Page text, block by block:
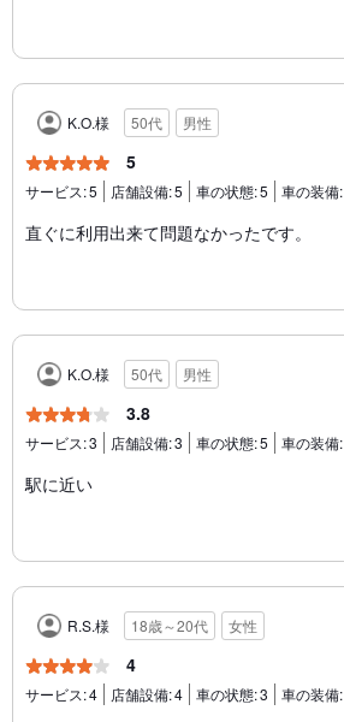
K.O.様 50代 男性
5
サービス:5 店舗設備:5 車の状態:5 車の装備:
直ぐに利用出来て問題なかったです。
K.O.様 50代 男性
3.8
サービス:3 店舗設備:3 車の状態:5 車の装備:
駅に近い
R.S.様 18歳～20代 女性
4
サービス:4 店舗設備:4 車の状態:3 車の装備: